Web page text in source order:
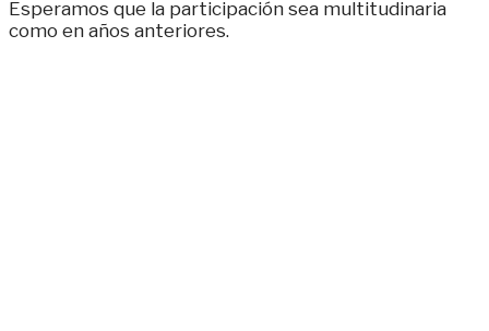
Esperamos que la participación sea multitudinaria
como en años anteriores.